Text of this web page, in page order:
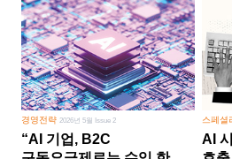
경영전략 2026년 5월 Issue 2
“AI 기업, B2C
스페셜
AI